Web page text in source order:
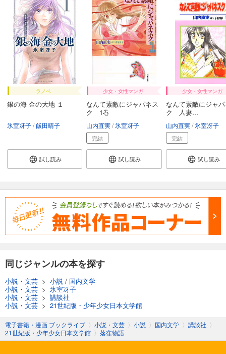
ラノベ
銀の海 金の大地 １
氷室冴子 飯田晴子
試し読み
少女・女性マンガ
なんて素敵にジャパネス
ク 1巻
山内直実 氷室冴子
完結
試し読み
少女・女性マンガ
なんて素敵にジャ
ク 人妻...
山内直実 氷室冴子
完結
試し読み
同じジャンルの本を探す
小説・文芸 > 小説 / 国内文学
小説・文芸 > 氷室冴子
小説・文芸 > 講談社
小説・文芸 > 21世紀版・少年少女日本文学館
電子書籍・漫画 ブックライブ 〉 小説・文芸 〉 小説 〉 国内文学 〉 講談社 〉
21世紀版・少年少女日本文学館 〉 落窪物語